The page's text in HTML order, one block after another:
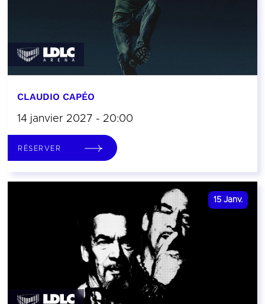
CLAUDIO CAPÉO
14 janvier 2027 - 20:00
RÉSERVER
15 Janv.